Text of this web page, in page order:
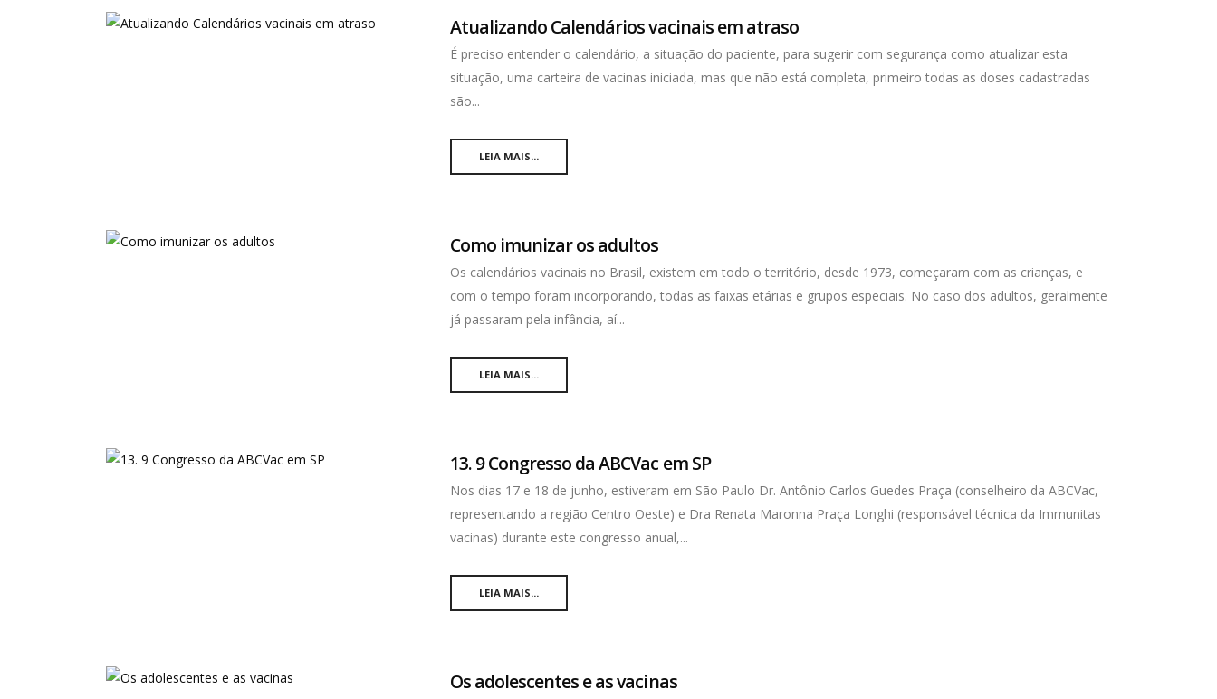
Atualizando Calendários vacinais em atraso
É preciso entender o calendário, a situação do paciente, para sugerir com segurança como atualizar esta
situação, uma carteira de vacinas iniciada, mas que não está completa, primeiro todas as doses cadastradas
são...
LEIA MAIS...
Como imunizar os adultos
Os calendários vacinais no Brasil, existem em todo o território, desde 1973, começaram com as crianças, e
com o tempo foram incorporando, todas as faixas etárias e grupos especiais. No caso dos adultos, geralmente
já passaram pela infância, aí...
LEIA MAIS...
13. 9 Congresso da ABCVac em SP
Nos dias 17 e 18 de junho, estiveram em São Paulo Dr. Antônio Carlos Guedes Praça (conselheiro da ABCVac,
representando a região Centro Oeste) e Dra Renata Maronna Praça Longhi (responsável técnica da Immunitas
vacinas) durante este congresso anual,...
LEIA MAIS...
Os adolescentes e as vacinas